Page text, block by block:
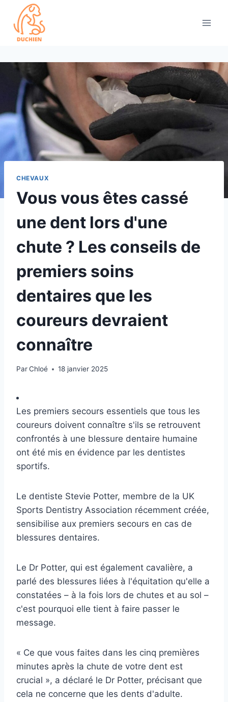
content
CHEVAUX
Vous vous êtes cassé
une dent lors d'une
chute ? Les conseils de
premiers soins
dentaires que les
coureurs devraient
connaître
ParChloé 18 janvier 2025
Les premiers secours essentiels que tous les
coureurs doivent connaître s'ils se retrouvent
confrontés à une blessure dentaire humaine
ont été mis en évidence par les dentistes
sportifs.
Le dentiste Stevie Potter, membre de la UK
Sports Dentistry Association récemment créée,
sensibilise aux premiers secours en cas de
blessures dentaires.
Le Dr Potter, qui est également cavalière, a
parlé des blessures liées à l'équitation qu'elle a
constatées – à la fois lors de chutes et au sol –
c'est pourquoi elle tient à faire passer le
message.
« Ce que vous faites dans les cinq premières
minutes après la chute de votre dent est
crucial », a déclaré le Dr Potter, précisant que
cela ne concerne que les dents d'adulte.